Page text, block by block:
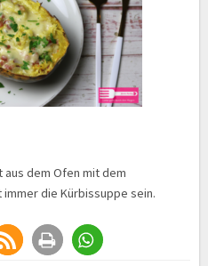
dem Ofen mit dem
die Kürbissuppe sein.